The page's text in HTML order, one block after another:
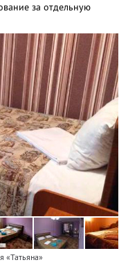
за отдельную
«Татьяна»